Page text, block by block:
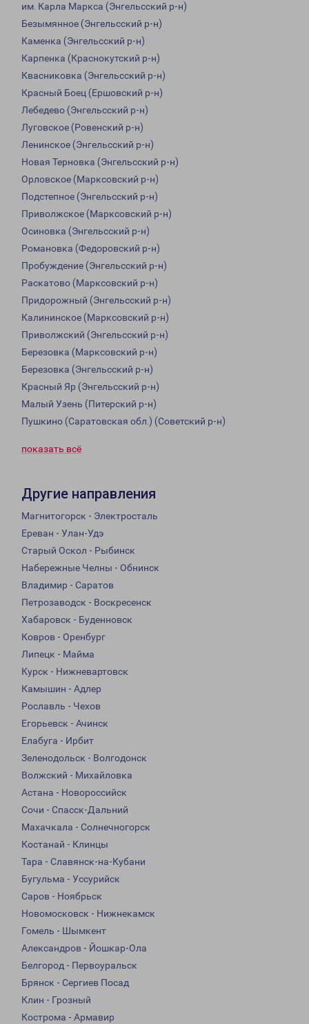
им. Карла Маркса (Энгельсский р-н)
Безымянное (Энгельсский р-н)
Каменка (Энгельсский р-н)
Карпенка (Краснокутский р-н)
Квасниковка (Энгельсский р-н)
Красный Боец (Ершовский р-н)
Лебедево (Энгельсский р-н)
Луговское (Ровенский р-н)
Ленинское (Энгельсский р-н)
Новая Терновка (Энгельсский р-н)
Орловское (Марксовский р-н)
Подстепное (Энгельсский р-н)
Приволжское (Марксовский р-н)
Осиновка (Энгельсский р-н)
Романовка (Федоровский р-н)
Пробуждение (Энгельсский р-н)
Раскатово (Марксовский р-н)
Придорожный (Энгельсский р-н)
Калининское (Марксовский р-н)
Приволжский (Энгельсский р-н)
Березовка (Марксовский р-н)
Березовка (Энгельсский р-н)
Красный Яр (Энгельсский р-н)
Малый Узень (Питерский р-н)
Пушкино (Саратовская обл.) (Советский р-н)
показать всё
Другие направления
Магнитогорск - Электросталь
Ереван - Улан-Удэ
Старый Оскол - Рыбинск
Набережные Челны - Обнинск
Владимир - Саратов
Петрозаводск - Воскресенск
Хабаровск - Буденновск
Ковров - Оренбург
Липецк - Майма
Курск - Нижневартовск
Камышин - Адлер
Рославль - Чехов
Егорьевск - Ачинск
Елабуга - Ирбит
Зеленодольск - Волгодонск
Волжский - Михайловка
Астана - Новороссийск
Сочи - Спасск-Дальний
Махачкала - Солнечногорск
Костанай - Клинцы
Тара - Славянск-на-Кубани
Бугульма - Уссурийск
Саров - Ноябрьск
Новомосковск - Нижнекамск
Гомель - Шымкент
Александров - Йошкар-Ола
Белгород - Первоуральск
Брянск - Сергиев Посад
Клин - Грозный
Кострома - Армавир